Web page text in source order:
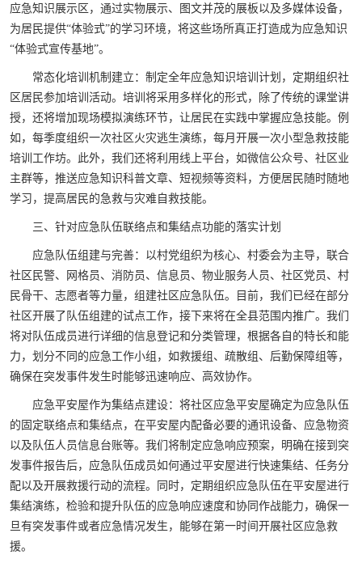
应急知识展示区，通过实物展示、图文并茂的展板以及多媒体设备，
为居民提供“体验式”的学习环境，将这些场所真正打造成为应急知识
“体验式宣传基地”。
常态化培训机制建立：制定全年应急知识培训计划，定期组织社
区居民参加培训活动。培训将采用多样化的形式，除了传统的课堂讲
授，还将增加现场模拟演练环节，让居民在实践中掌握应急技能。例
如，每季度组织一次社区火灾逃生演练，每月开展一次小型急救技能
培训工作坊。此外，我们还将利用线上平台，如微信公众号、社区业
主群等，推送应急知识科普文章、短视频等资料，方便居民随时随地
学习，提高居民的急救与灾难自救技能。
三、针对应急队伍联络点和集结点功能的落实计划
应急队伍组建与完善：以村党组织为核心、村委会为主导，联合
社区民警、网格员、消防员、信息员、物业服务人员、社区党员、村
民骨干、志愿者等力量，组建社区应急队伍。目前，我们已经在部分
社区开展了队伍组建的试点工作，接下来将在全县范围内推广。我们
将对队伍成员进行详细的信息登记和分类管理，根据各自的特长和能
力，划分不同的应急工作小组，如救援组、疏散组、后勤保障组等，
确保在突发事件发生时能够迅速响应、高效协作。
应急平安屋作为集结点建设：将社区应急平安屋确定为应急队伍
的固定联络点和集结点，在平安屋内配备必要的通讯设备、应急物资
以及队伍人员信息台账等。我们将制定应急响应预案，明确在接到突
发事件报告后，应急队伍成员如何通过平安屋进行快速集结、任务分
配以及开展救援行动的流程。同时，定期组织应急队伍在平安屋进行
集结演练，检验和提升队伍的应急响应速度和协同作战能力，确保一
旦有突发事件或者应急情况发生，能够在第一时间开展社区应急救
援。